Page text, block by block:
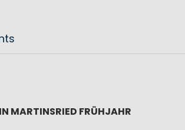
MARTINSRIED FRÜHJAHR